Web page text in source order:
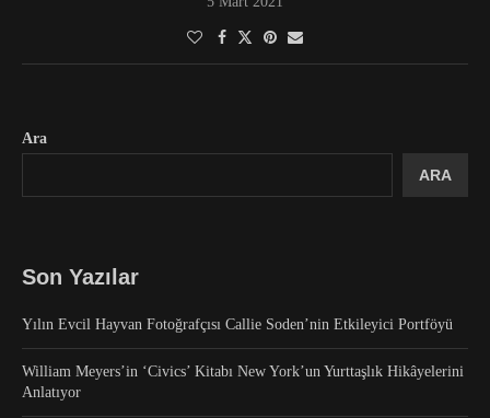
Ara
ARA
Son Yazılar
Yılın Evcil Hayvan Fotoğrafçısı Callie Soden’nin Etkileyici Portföyü
William Meyers’in ‘Civics’ Kitabı New York’un Yurttaşlık Hikâyelerini
Anlatıyor